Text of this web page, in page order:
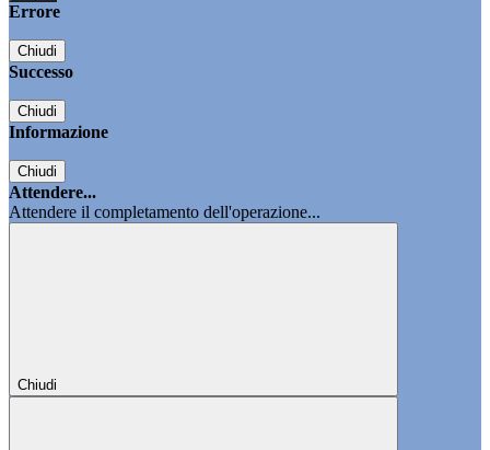
Errore
Chiudi
Successo
Chiudi
Informazione
Chiudi
Attendere...
Attendere il completamento dell'operazione...
Chiudi